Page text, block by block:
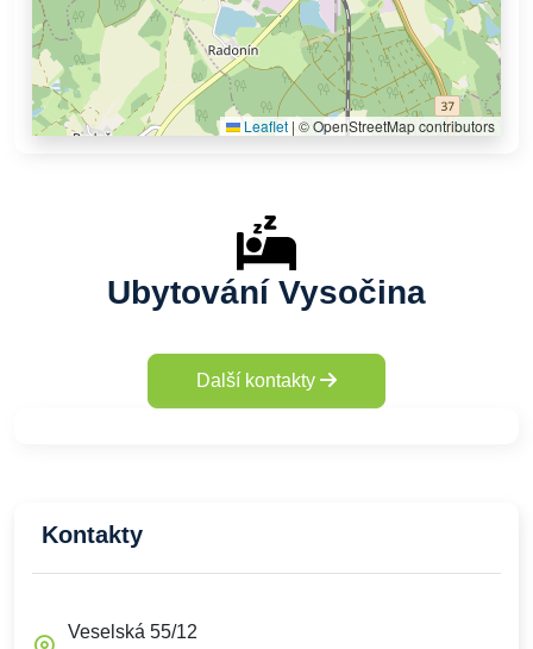
Leaflet | © OpenStreetMap contributors
Ubytování Vysočina
Další kontakty
Kontakty
Veselská 55/12